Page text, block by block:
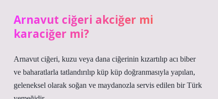
Arnavut ciğeri akciğer mi
karaciğer mi?
Arnavut ciğeri, kuzu veya dana ciğerinin kızartılıp acı biber
ve baharatlarla tatlandırılıp küp küp doğranmasıyla yapılan,
geleneksel olarak soğan ve maydanozla servis edilen bir Türk